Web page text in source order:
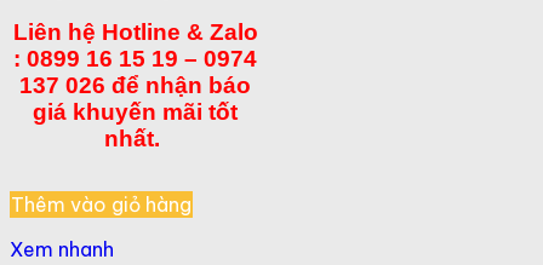
Liên hệ Hotline & Zalo
: 0899 16 15 19 – 0974
137 026 để nhận báo
giá khuyến mãi tốt
nhất.
Thêm vào giỏ hàng
Xem nhanh